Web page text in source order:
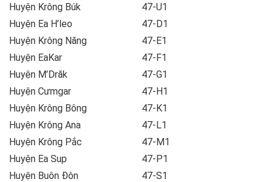
Huyện Krông Búk
47-U1
Huyện Ea H’leo
47-D1
Huyện Krông Năng
47-E1
Huyện EaKar
47-F1
Huyện M’Drăk
47-G1
Huyện Cưmgar
47-H1
Huyện Krông Bông
47-K1
Huyện Krông Ana
47-L1
Huyện Krông Pắc
47-M1
Huyện Ea Sup
47-P1
Huyện Buôn Đôn
47-S1